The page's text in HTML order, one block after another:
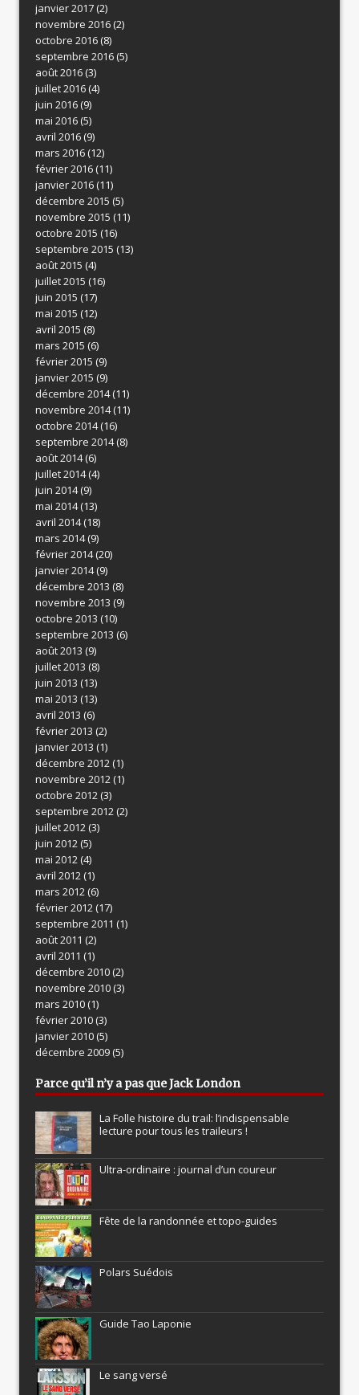
janvier 2017(2)
novembre 2016(2)
octobre 2016(8)
septembre 2016(5)
août 2016(3)
juillet 2016(4)
juin 2016(9)
mai 2016(5)
avril 2016(9)
mars 2016(12)
février 2016(11)
janvier 2016(11)
décembre 2015 (5)
novembre 2015 (11)
octobre 2015 (16)
septembre 2015 (13)
août 2015 (4)
juillet 2015 (16)
juin 2015 (17)
mai 2015 (12)
avril 2015 (8)
mars 2015 (6)
février 2015 (9)
janvier 2015 (9)
décembre 2014(11)
novembre 2014(11)
octobre 2014(16)
septembre 2014(8)
août 2014(6)
juillet 2014(4)
juin 2014(9)
mai 2014(13)
avril 2014(18)
mars 2014(9)
février 2014(20)
janvier 2014(9)
décembre 2013 (8)
novembre 2013 (9)
octobre 2013 (10)
septembre 2013 (6)
août 2013 (9)
juillet 2013 (8)
juin 2013 (13)
mai 2013 (13)
avril 2013 (6)
février 2013 (2)
janvier 2013 (1)
décembre 2012(1)
novembre 2012(1)
octobre 2012(3)
septembre 2012(2)
juillet 2012(3)
juin 2012(5)
mai 2012(4)
avril 2012(1)
mars 2012(6)
février 2012(17)
septembre 2011 (1)
août 2011 (2)
avril 2011 (1)
décembre 2010(2)
novembre 2010(3)
mars 2010(1)
février 2010(3)
janvier 2010(5)
décembre 2009(5)
Parce qu’il n’y a pas que Jack London
La Folle histoire du trail: l’indispensable
lecture pour tous les traileurs !
Ultra-ordinaire : journal d’un coureur
Fête de la randonnée et topo-guides
Polars Suédois
Guide Tao Laponie
Le sang versé